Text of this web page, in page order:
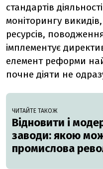
стандартів
моніторингу
ресурсів,
імплементує
елемент реформи
почне діяти не
ЧИТАЙТЕ ТАКОЖ
Відновити і
заводи: якою
промислова